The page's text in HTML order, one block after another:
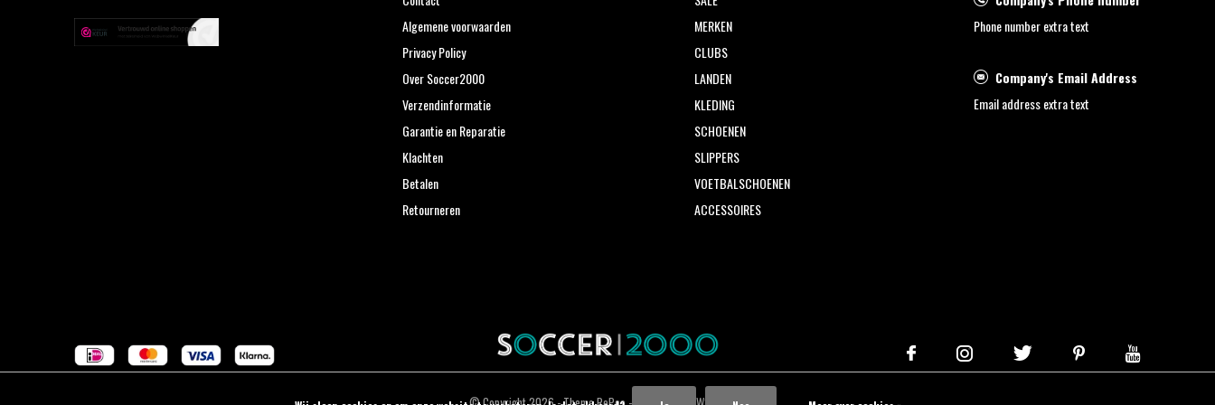
Algemene voorwaarden
Privacy Policy
Over Soccer2000
Verzendinformatie
Garantie en Reparatie
Klachten
Betalen
Retourneren
MERKEN
CLUBS
LANDEN
KLEDING
SCHOENEN
SLIPPERS
VOETBALSCHOENEN
ACCESSOIRES
Phone number extra text
Company's Email Address
Email address extra text